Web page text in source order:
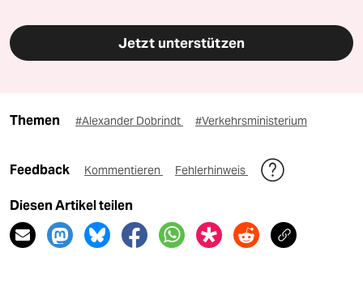
Jetzt unterstützen
Themen #Alexander Dobrindt #Verkehrsministerium
Feedback Kommentieren Fehlerhinweis
Diesen Artikel teilen